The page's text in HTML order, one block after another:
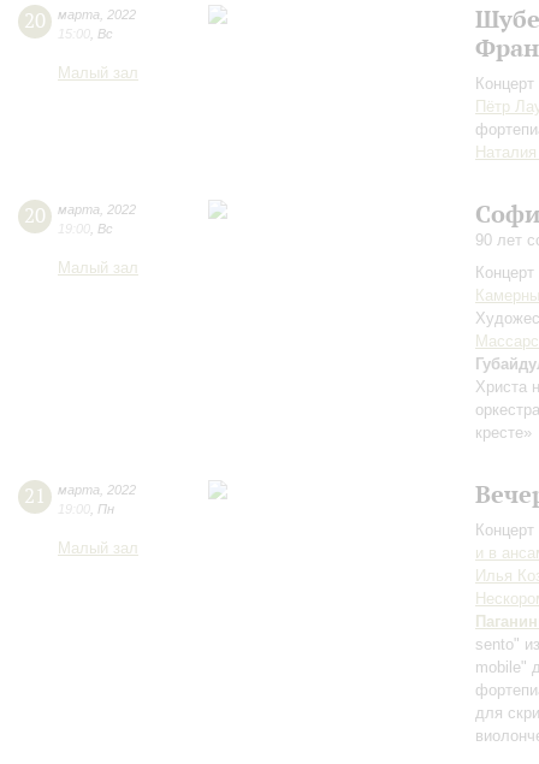
20 марта
2022
15:00 Вс
Малый зал
Пётр
20 марта
2022
19:00 Вс
Малый зал
90 лет
Христа
кресте»
21 марта
2022
19:00 Пн
Малый зал
и в
Илья
sento"
mobile"
для